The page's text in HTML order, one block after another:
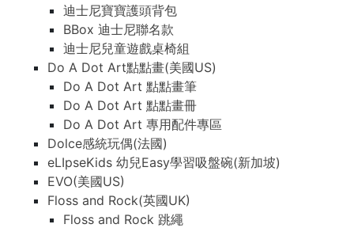
迪士尼寶寶護頭背包
BBox 迪士尼聯名款
迪士尼兒童遊戲桌椅組
Do A Dot Art點點畫(美國US)
Do A Dot Art 點點畫筆
Do A Dot Art 點點畫冊
Do A Dot Art 專用配件專區
Dolce感統玩偶(法國)
eLIpseKids 幼兒Easy學習吸盤碗(新加坡)
EVO(美國US)
Floss and Rock(英國UK)
Floss and Rock 跳繩